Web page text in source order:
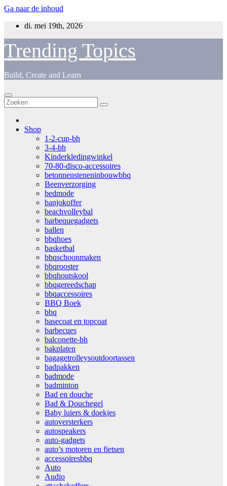
Ga naar de inhoud
di. mei 19th, 2026
Trending Topics
Build, Create and Learn
Shop
1-2-cup-bh
3-4-bh
Kinderkledingwinkel
70-80-disco-accessoires
betonnensteneninbouwbbq
Beenverzorging
bedmode
banjokoffer
beachvolleybal
barbequegadgets
ballen
bbqhoes
basketbal
bbqschoonmaken
bbqrooster
bbqhoutskool
bbqgereedschap
bbqaccessoires
BBQ Boek
bbq
basecoat en topcoat
barbecues
balconette-bh
bakplaten
bagagetrolleysoutdoortassen
badpakken
badmode
badminton
Bad en douche
Bad & Douchegel
Baby luiers & doekjes
autoversterkers
autospeakers
auto-gadgets
auto’s motoren en fietsen
accessoiresbbq
Auto
Audio